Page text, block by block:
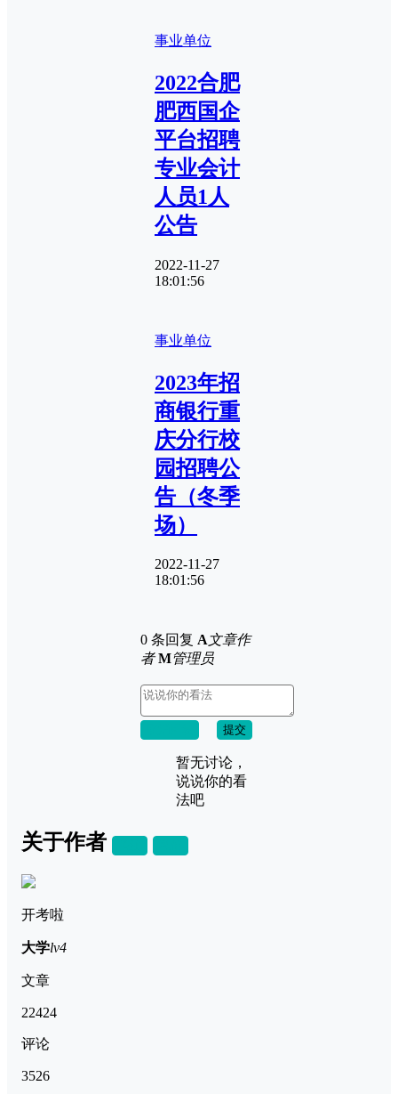
事业单位
2022合肥
肥西国企
平台招聘
专业会计
人员1人
公告
2022-11-27
18:01:56
事业单位
2023年招
商银行重
庆分行校
园招聘公
告（冬季
场）
2022-11-27
18:01:56
0 条回复 A文章作
者 M管理员
提交
暂无讨论，
说说你的看
法吧
关于作者
开考啦
大学lv4
文章
22424
评论
3526